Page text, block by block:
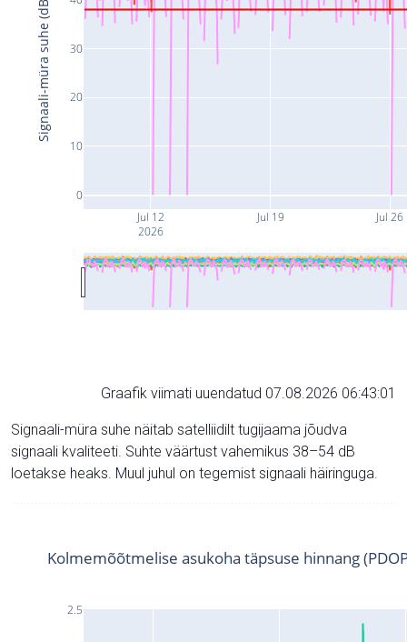
Jul 12
2026
Jul 19 Jul 26
0
10
20
30
Signaali-müra suhe (dB)
Graafik viimati uuendatud 07.08.2026 06:43:01
Signaali-müra suhe näitab satelliidilt tugijaama jõudva
signaali kvaliteeti. Suhte väärtust vahemikus 38–54 dB
loetakse heaks. Muul juhul on tegemist signaali häiringuga.
2.5
Kolmemõõtmelise asukoha täpsuse hinnang